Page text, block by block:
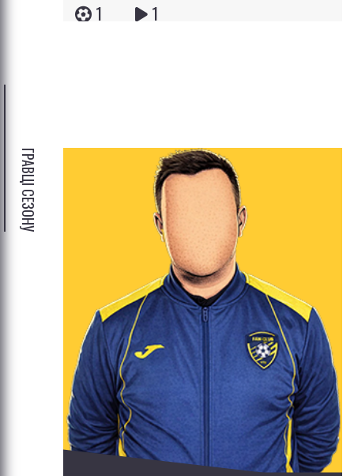
1 1
ГРАВЦІ СЕЗОНУ